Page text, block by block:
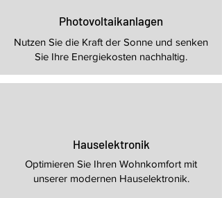
Photovoltaikanlagen
Nutzen Sie die Kraft der Sonne und senken
Sie Ihre Energiekosten nachhaltig.
Hauselektronik
Optimieren Sie Ihren Wohnkomfort mit
unserer modernen Hauselektronik.